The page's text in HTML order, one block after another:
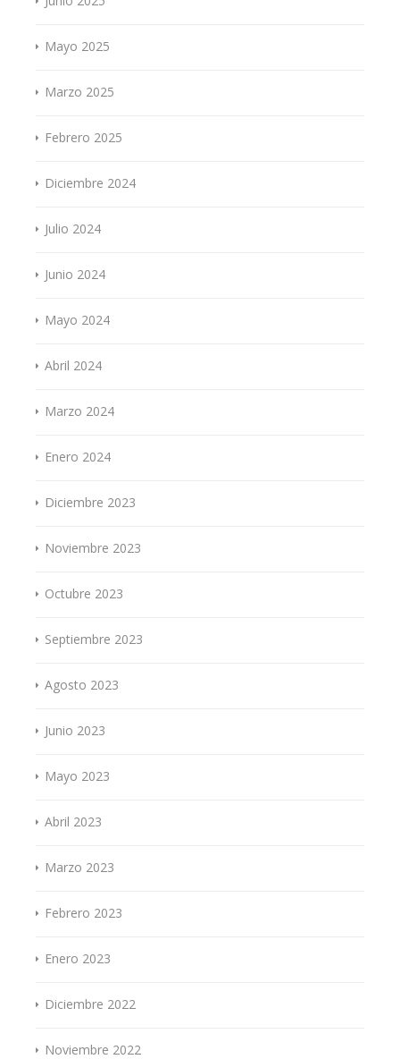
Mayo 2025
Marzo 2025
Febrero 2025
Diciembre 2024
Julio 2024
Junio 2024
Mayo 2024
Abril 2024
Marzo 2024
Enero 2024
Diciembre 2023
Noviembre 2023
Octubre 2023
Septiembre 2023
Agosto 2023
Junio 2023
Mayo 2023
Abril 2023
Marzo 2023
Febrero 2023
Enero 2023
Diciembre 2022
Noviembre 2022